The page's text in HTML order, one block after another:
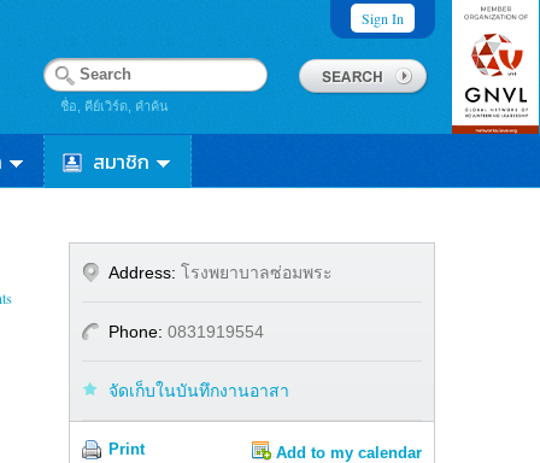
Sign In
ชื่อ, คีย์เวิร์ด, คำค้น
สมาชิก
Address: โรงพยาบาลซ่อมพระ
Phone: 0831919554
จัดเก็บในบันทึกงานอาสา
Print Add to my calendar